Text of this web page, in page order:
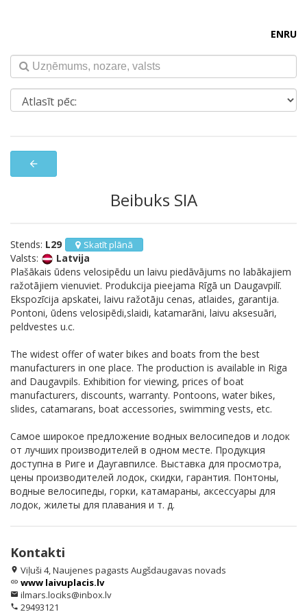
ENRU
arrow_back
Beibuks SIA
Stends: L29 Skatīt plānā
Valsts:
Latvija
Plašākais ūdens velosipēdu un laivu piedāvājums no labākajiem
ražotājiem vienuviet. Produkcija pieejama Rīgā un Daugavpilī.
Ekspozīcija apskatei, laivu ražotāju cenas, atlaides, garantija.
Pontoni, ūdens velosipēdi,slaidi, katamarāni, laivu aksesuāri,
peldvestes u.c.
The widest offer of water bikes and boats from the best
manufacturers in one place. The production is available in Riga
and Daugavpils. Exhibition for viewing, prices of boat
manufacturers, discounts, warranty. Pontoons, water bikes,
slides, catamarans, boat accessories, swimming vests, etc.
Самое широкое предложение водных велосипедов и лодок
от лучших производителей в одном месте. Продукция
доступна в Риге и Даугавпилсе. Выставка для просмотра,
цены производителей лодок, скидки, гарантия. Понтоны,
водные велосипеды, горки, катамараны, аксессуары для
лодок, жилеты для плавания и т. д.
Kontakti
location_on Viļuši 4, Naujenes pagasts Augšdaugavas novads
link www laivuplacis.lv
email ilmars.lociks@inbox.lv
phone 29493121